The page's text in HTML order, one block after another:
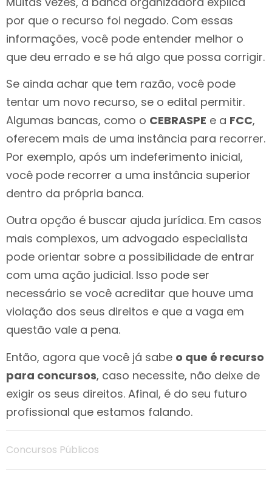
por que o recurso foi negado. Com essas
informações, você pode entender melhor o
que deu errado e se há algo que possa corrigir.
Se ainda achar que tem razão, você pode
tentar um novo recurso, se o edital permitir.
Algumas bancas, como o CEBRASPE e a FCC,
oferecem mais de uma instância para recorrer.
Por exemplo, após um indeferimento inicial,
você pode recorrer a uma instância superior
dentro da própria banca.
Outra opção é buscar ajuda jurídica. Em casos
mais complexos, um advogado especialista
pode orientar sobre a possibilidade de entrar
com uma ação judicial. Isso pode ser
necessário se você acreditar que houve uma
violação dos seus direitos e que a vaga em
questão vale a pena.
Então, agora que você já sabe o que é recurso
para concursos, caso necessite, não deixe de
exigir os seus direitos. Afinal, é do seu futuro
profissional que estamos falando.
Concursos Públicos